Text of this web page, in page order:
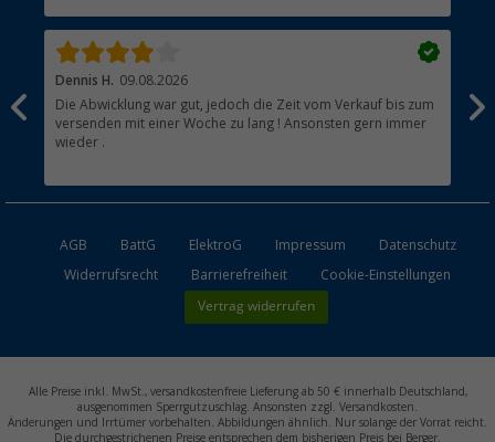
Dennis H. 09.08.2026
Die Abwicklung war gut, jedoch die Zeit vom Verkauf bis zum
versenden mit einer Woche zu lang ! Ansonsten gern immer
wieder .
AGB BattG ElektroG Impressum
Datenschutz
Widerrufsrecht
Barrierefreiheit Cookie-Einstellungen
Vertrag widerrufen
Alle Preise inkl. MwSt., versandkostenfreie Lieferung ab 50 € innerhalb Deutschland,
ausgenommen Sperrgutzuschlag. Ansonsten zzgl. Versandkosten.
Änderungen und Irrtümer vorbehalten. Abbildungen ähnlich. Nur solange der Vorrat reicht.
Die durchgestrichenen Preise entsprechen dem bisherigen Preis bei Berger.